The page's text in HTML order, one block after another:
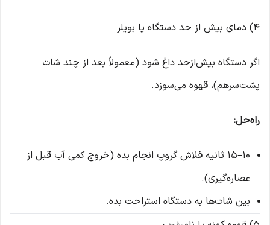
4) دمای بیش از حد دستگاه یا بویلر
اگر دستگاه بیش‌ازحد داغ شود (معمولاً بعد از چند شات
پشت‌سرهم)، قهوه می‌سوزد.
راه‌حل:
10–15 ثانیه فلاش گروپ انجام بده (خروج کمی آب قبل از
عصاره‌گیری).
بین شات‌ها به دستگاه استراحت بده.